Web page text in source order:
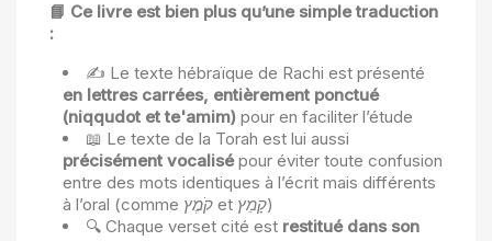
📘 Ce livre est bien plus qu’une simple traduction
:
✍️ Le texte hébraïque de Rachi est présenté
en lettres carrées, entièrement ponctué
(niqqudot et te'amim) pour en faciliter l’étude
📖 Le texte de la Torah est lui aussi
précisément vocalisépour éviter toute confusion
entre des mots identiques à l’écrit mais différents
à l’oral (comme קֹמֶץ et קָמֵץ)
🔍 Chaque verset cité est restitué dans son